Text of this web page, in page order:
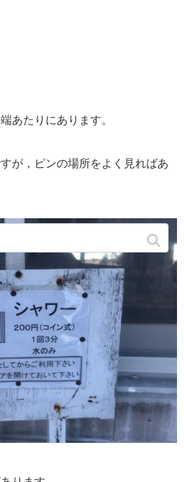
あたりにあります。
が，ピンの場所をよく見ればあ